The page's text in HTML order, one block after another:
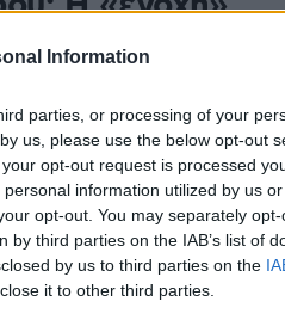
Information
parties, or processing of your
us, please use the below opt-out
opt-out request is processed
information utilized by us
opt-out. You may separately
third parties on the IAB’s list of
by us to third parties on the
it to other third parties.
κίνδυνο
«πυροδότες» του
με